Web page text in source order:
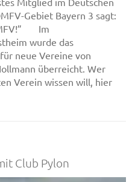
Gebiet Bayern 3 sagt:
Im
wurde das
neue Vereine von
überreicht. Wer
Verein wissen will, hier
Club Pylon